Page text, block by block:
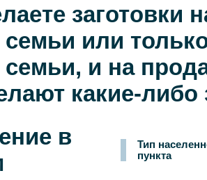
заготовки
семьи или
семьи, и на
какие-либо
в
Тип
пункта